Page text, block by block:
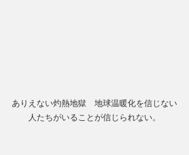
ありえない灼熱地獄　地球温暖化を信じない
人たちがいることが信じられない。